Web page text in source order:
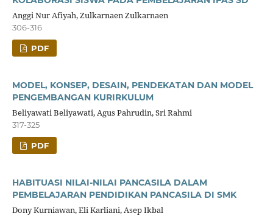
Anggi Nur Afiyah, Zulkarnaen Zulkarnaen
306-316
PDF
MODEL, KONSEP, DESAIN, PENDEKATAN DAN MODEL
PENGEMBANGAN KURIRKULUM
Beliyawati Beliyawati, Agus Pahrudin, Sri Rahmi
317-325
PDF
HABITUASI NILAI-NILAI PANCASILA DALAM
PEMBELAJARAN PENDIDIKAN PANCASILA DI SMK
Dony Kurniawan, Eli Karliani, Asep Ikbal